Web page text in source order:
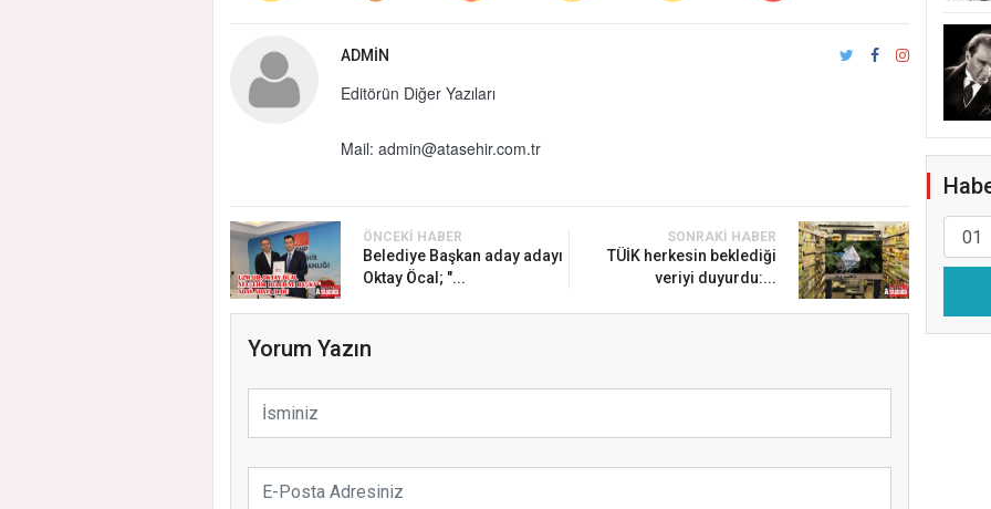
ADMIN
Editörün Diğer Yazıları
Mail: admin@atasehir.com.tr
ÖNCEKI HABER
Belediye Başkan aday adayı
Oktay Öcal; "...
SONRAKI HABER
TÜİK herkesin beklediği
veriyi duyurdu:...
Yorum Yazın